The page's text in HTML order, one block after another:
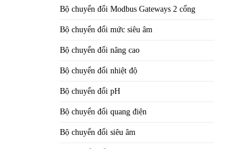
Bộ chuyển đổi Modbus Gateways 2 cổng
Bộ chuyển đổi mức siêu âm
Bộ chuyển đổi nâng cao
Bộ chuyển đổi nhiệt độ
Bộ chuyển đổi pH
Bộ chuyển đổi quang điện
Bộ chuyển đổi siêu âm